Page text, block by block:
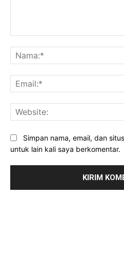
Simpan nama, email, dan
untuk lain kali saya berkomentar.